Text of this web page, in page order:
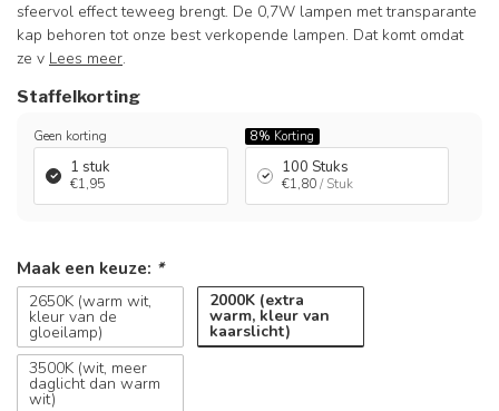
sfeervol effect teweeg brengt. De 0,7W lampen met transparante
kap behoren tot onze best verkopende lampen. Dat komt omdat
ze v Lees meer.
Staffelkorting
Geen korting
1 stuk
€1,95
8% Korting
100 Stuks
€1,80/ Stuk
Maak een keuze: *
2650K (warm wit,
kleur van de
gloeilamp)
2000K (extra
warm, kleur van
kaarslicht)
3500K (wit, meer
daglicht dan warm
wit)